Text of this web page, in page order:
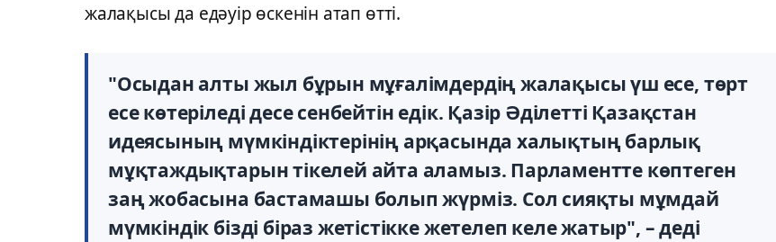
жалақысы да едәуір өскенін атап өтті.
"Осыдан алты жыл бұрын мұғалімдердің жалақысы үш есе, төрт
есе көтеріледі десе сенбейтін едік. Қазір Әділетті Қазақстан
идеясының мүмкіндіктерінің арқасында халықтың барлық
мұқтаждықтарын тікелей айта аламыз. Парламентте көптеген
заң жобасына бастамашы болып жүрміз. Сол сияқты мұмдай
мүмкіндік бізді біраз жетістікке жетелеп келе жатыр", – деді